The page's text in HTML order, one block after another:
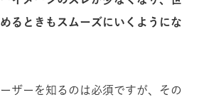
るときもスムーズにいくようにな
ザーを知るのは必須ですが、その